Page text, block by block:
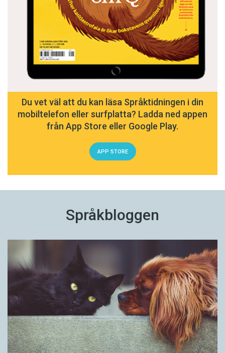
Du vet väl att du kan läsa Språktidningen i din
mobiltelefon eller surfplatta? Ladda ned appen
från App Store eller Google Play.
APP STORE
Språkbloggen